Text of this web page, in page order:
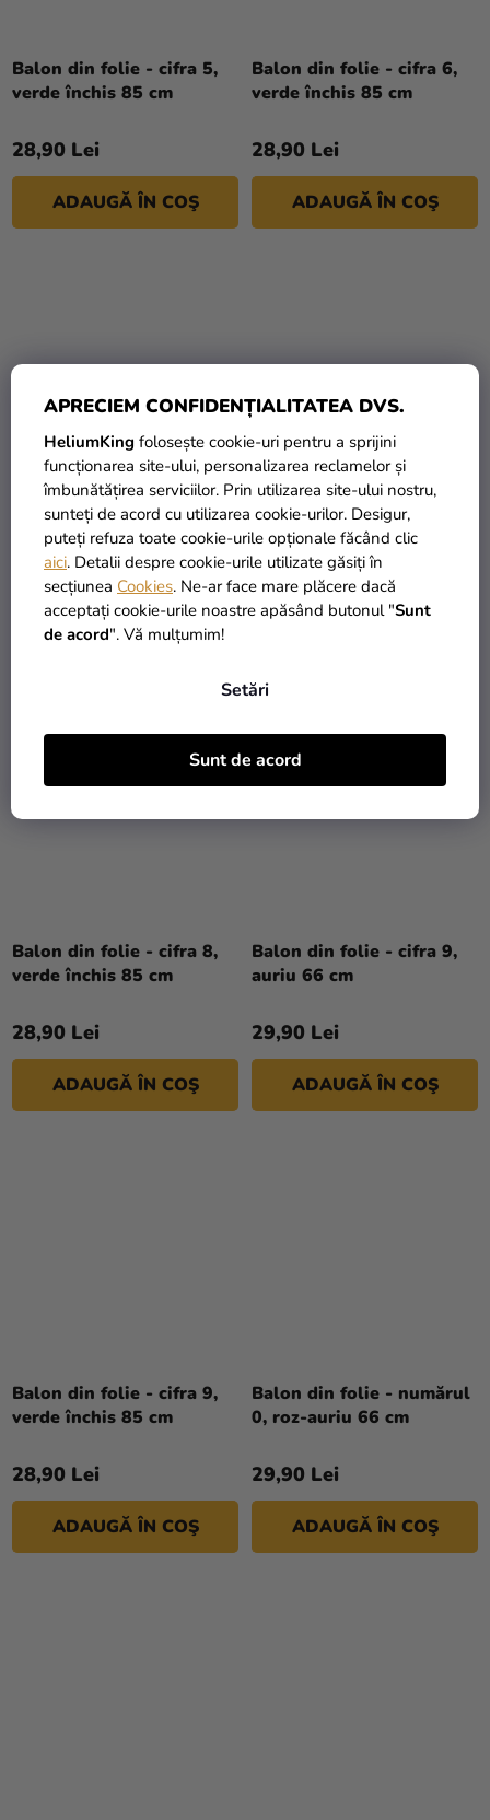
APRECIEM CONFIDENȚIALITATEA DVS.
HeliumKing folosește cookie-uri pentru a sprijini
funcționarea site-ului, personalizarea reclamelor și
îmbunătățirea serviciilor. Prin utilizarea site-ului nostru,
sunteți de acord cu utilizarea cookie-urilor. Desigur,
puteți refuza toate cookie-urile opționale făcând clic
aici. Detalii despre cookie-urile utilizate găsiți în
secțiunea Cookies. Ne-ar face mare plăcere dacă
acceptați cookie-urile noastre apăsând butonul "Sunt
de acord". Vă mulțumim!
Setări
Sunt de acord
Balon din folie - cifra 5,
verde închis 85 cm
28,90 Lei
ADAUGĂ ÎN COŞ
Balon din folie - cifra 6,
verde închis 85 cm
28,90 Lei
ADAUGĂ ÎN COŞ
Balon din folie - cifra 7,
auriu 66 cm
29,90 Lei
ADAUGĂ ÎN COŞ
Balon din folie - cifra 7,
verde închis 85 cm
28,90 Lei
Balon din folie - cifra 8,
verde închis 85 cm
28,90 Lei
ADAUGĂ ÎN COŞ
Balon din folie - cifra 9,
auriu 66 cm
29,90 Lei
ADAUGĂ ÎN COŞ
Balon din folie - cifra 9,
verde închis 85 cm
28,90 Lei
ADAUGĂ ÎN COŞ
Balon din folie - numărul
0, roz-auriu 66 cm
29,90 Lei
ADAUGĂ ÎN COŞ